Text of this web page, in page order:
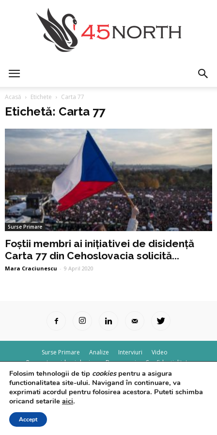
Acasă Etichete Carta 77
Etichetă: Carta 77
Surse Primare
Foștii membri ai inițiativei de disidență
Carta 77 din Cehoslovacia solicită...
Mara Craciunescu - 9 April 2020
Surse Primare Analize Interviuri
Video
Rapoarte epidemiologice
Despre noi Confidențialitate
© Powered by Control F5
Folosim tehnologii de tip cookiespentru a asigura
functionalitatea site-ului. Navigand în continuare, va
exprimati acordul pentru folosirea acestora. Puteti schimba
oricand setarile aici.
Accept